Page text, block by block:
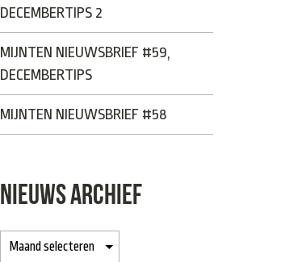
DECEMBERTIPS 2
MIJNTEN NIEUWSBRIEF #59,
DECEMBERTIPS
MIJNTEN NIEUWSBRIEF #58
NIEUWS ARCHIEF